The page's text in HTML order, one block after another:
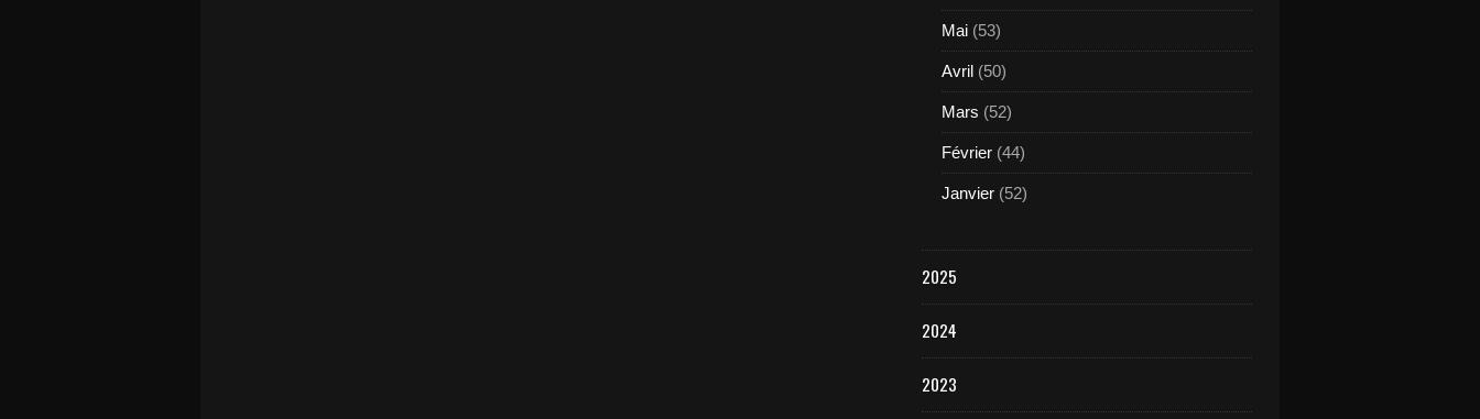
Mai (53)
Avril (50)
Mars (52)
Février (44)
Janvier (52)
2025
2024
2023